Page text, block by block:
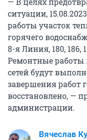
ситуации,
работы участок
горячего
8-я Линия, 180, 186,
Ремонтные работы
сетей будут
завершения работ
восстановлено, —
администрации.
Вячеслав